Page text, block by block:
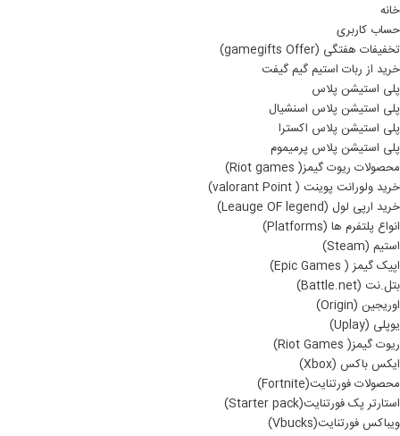
خانه
حساب کاربری
تخفیفات هفتگی (gamegifts Offer)
خرید از ربات استیم گیم گیفت
پلی استیشن پلاس
پلی استیشن پلاس اسنشیال
پلی استیشن پلاس اکسترا
پلی استیشن پلاس پرمیموم
محصولات ریوت گیمز( Riot games)
خرید ولورانت پوینت ( valorant Point)
خرید ارپی لول (Leauge OF legend)
انواع پلتفرم ها (Platforms)
استیم (Steam)
اپیک گیمز ( Epic Games)
بتل.نت (Battle.net)
اوریجین (Origin)
یوپلی (Uplay)
ریوت گیمز( Riot Games)
ایکس باکس (Xbox)
محصولات فورتنایت(Fortnite)
استارتر پک فورتنایت(Starter pack)
ویباکس فورتنایت(Vbucks)